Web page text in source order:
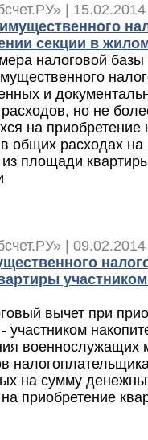
|
секции в
налоговой
и
но не
на приобретение
общих расходах на
из площади
|
вычет при
участником
военнослужащих
на сумму
приобретение